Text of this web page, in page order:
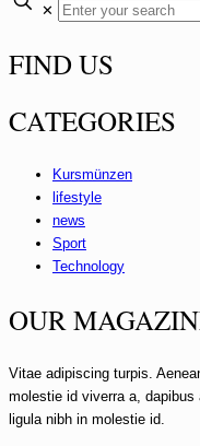
✕
FIND US
CATEGORIES
Kursmünzen
lifestyle
news
Sport
Technology
OUR
Vitae adipiscing turpis.
molestie id viverra a, dapibus
ligula nibh in molestie id.